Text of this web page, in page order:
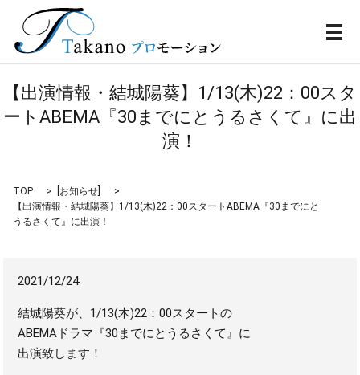
メ
【出演情報・結城陽葵】1/13(木)22：00スタ
ートABEMA『30までにとうるさくて』に出
演！
TOP お知らせ
【出演情報・結城陽葵】1/13(木)22：00スタートABEMA『30までにと
うるさくて』に出演！
2021/12/24
結城陽葵が、1/13(木)22：00スタートの
ABEMAドラマ『30までにとうるさくて』に
出演致します！